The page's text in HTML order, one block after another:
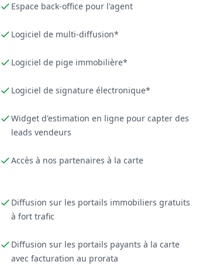
Espace back-office pour l'agent
Logiciel de multi-diffusion*
Logiciel de pige immobilière*
Logiciel de signature électronique*
Widget d'estimation en ligne pour capter des
leads vendeurs
Accès à nos partenaires à la carte
Diffusion sur les portails immobiliers gratuits
à fort trafic
Diffusion sur les portails payants à la carte
avec facturation au prorata